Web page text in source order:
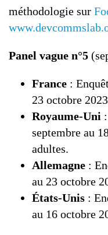
méthodologie sur
Panel vague n°5
France :
23 octobre
Royaume-Uni
septembre au
adultes.
Allemagne :
au 23 octobre
États-Unis :
au 16 octobre